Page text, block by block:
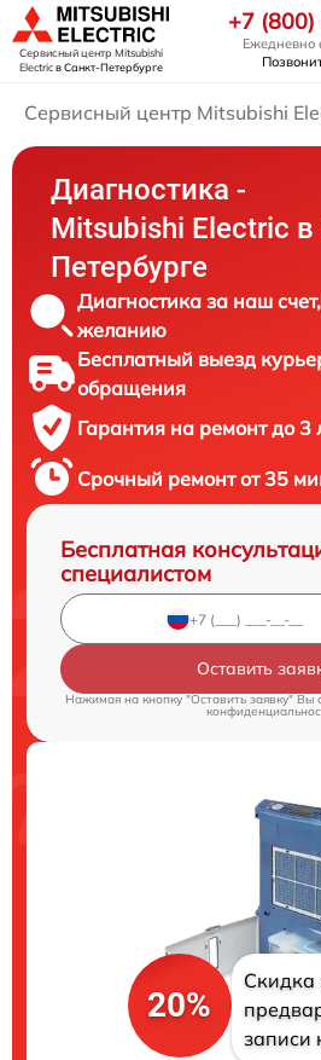
Сервисный центр Mitsubishi
Electricв Санкт-Петербурге
+7
Ежедневно
Сервисный центр Mitsubishi
Диагностика -
Mitsubishi Electric в
Петербурге
Диагностика за наш
желанию
Бесплатный выезд
обращения
Гарантия на ремонт до 3
Срочный ремонт от 35
Бесплатная
специалистом
Оставить
Нажимая на кнопку "Оставить заявку" Вы
20%
Скидка
записи